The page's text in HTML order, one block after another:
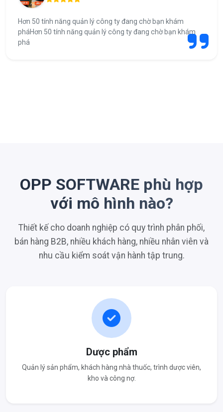
Hơn 50 tính năng quản lý công ty đang chờ bạn khám
pháHơn 50 tính năng quản lý công ty đang chờ bạn khám
phá
OPP SOFTWARE phù hợp
với mô hình nào?
Thiết kế cho doanh nghiệp có quy trình phân phối,
bán hàng B2B, nhiều khách hàng, nhiều nhân viên và
nhu cầu kiểm soát vận hành tập trung.
Dược phẩm
Quản lý sản phẩm, khách hàng nhà thuốc, trình dược viên,
kho và công nợ.